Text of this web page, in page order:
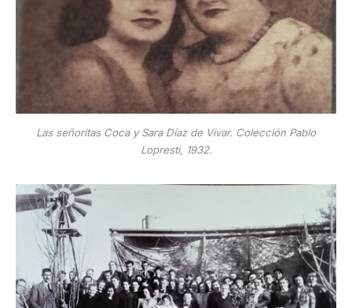
Las señoritas Coca y Sara Díaz de Vivar. Colección Pablo
Lopresti, 1932.